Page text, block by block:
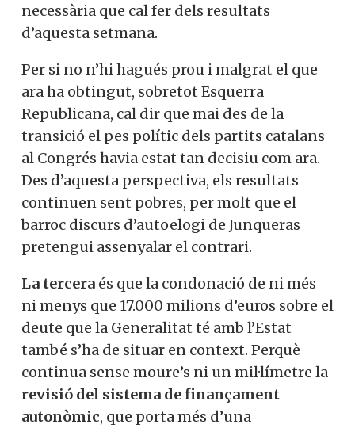
necessària que cal fer dels resultats
d’aquesta setmana.
Per si no n’hi hagués prou i malgrat el que
ara ha obtingut, sobretot Esquerra
Republicana, cal dir que mai des de la
transició el pes polític dels partits catalans
al Congrés havia estat tan decisiu com ara.
Des d’aquesta perspectiva, els resultats
continuen sent pobres, per molt que el
barroc discurs d’autoelogi de Junqueras
pretengui assenyalar el contrari.
La tercera és que la condonació de ni més
ni menys que 17.000 milions d’euros sobre el
deute que la Generalitat té amb l’Estat
també s’ha de situar en context. Perquè
continua sense moure’s ni un mil·límetre la
revisió del sistema de finançament
autonòmic, que porta més d’una